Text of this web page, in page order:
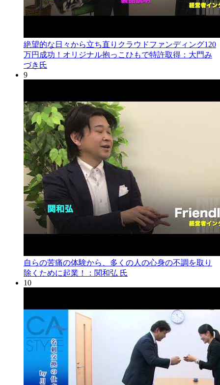
絶望的な日々から立ち直りクラウドファンディング120
万円成功！オリジナル抱っこひもで特許取得：大門み
づき氏
9
自らの苦痛の体験から、多くの人の心身の不調を取り
除くために起業！：関和弘 氏
10